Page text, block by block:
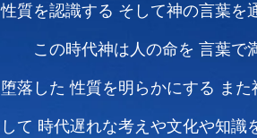
性質を認識する そして神の言葉を
この時代神は人の命を 言葉で
堕落した性質を明らかにする ま
して 時代遅れな考えや文化や知識